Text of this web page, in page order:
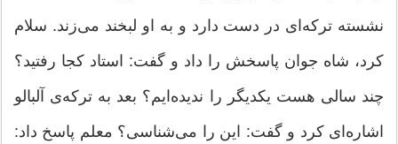
نشسته تركه‌ای در دست دارد و به او لبخند می‌زند. سلام
كرد، شاه جوان پاسخش را داد و گفت: استاد كجا رفتید؟
چند سالی هست یكدیگر را ندیده‌ایم؟ بعد به تركه‌ی آلبالو
اشاره‌ای كرد و گفت: این را می‌شناسی؟ معلم پاسخ داد: